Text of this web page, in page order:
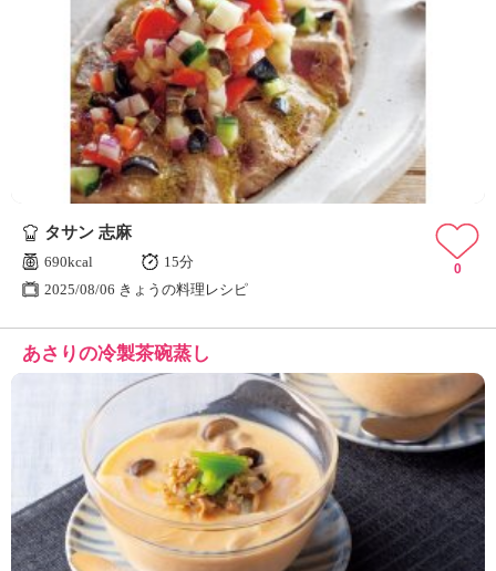
タサン 志麻
690kcal
15分
2025/08/06 きょうの料理レシピ
0
あさりの冷製茶碗蒸し